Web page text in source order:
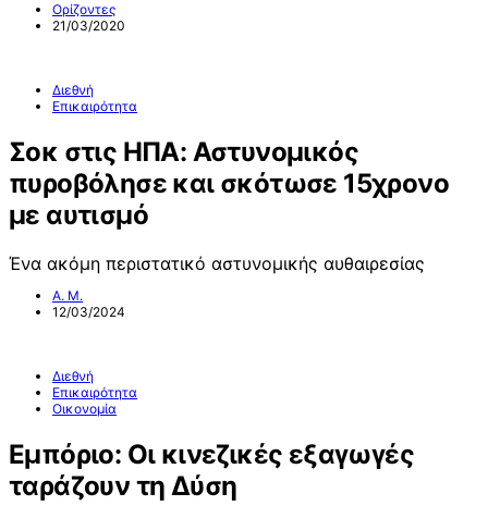
Ορίζοντες
21/03/2020
Διεθνή
Επικαιρότητα
Σοκ στις ΗΠΑ: Αστυνομικός
πυροβόλησε και σκότωσε 15χρονο
με αυτισμό
Ένα ακόμη περιστατικό αστυνομικής αυθαιρεσίας
Α. Μ.
12/03/2024
Διεθνή
Επικαιρότητα
Οικονομία
Εμπόριο: Οι κινεζικές εξαγωγές
ταράζουν τη Δύση